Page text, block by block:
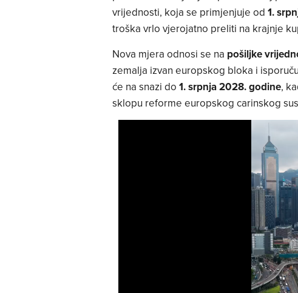
vrijednosti, koja se primjenjuje od 1.
troška vrlo vjerojatno preliti na krajnje
Nova mjera odnosi se na pošiljke
zemalja izvan europskog bloka i
će na snazi do 1. srpnja 2028. godine,
sklopu reforme europskog carinskog